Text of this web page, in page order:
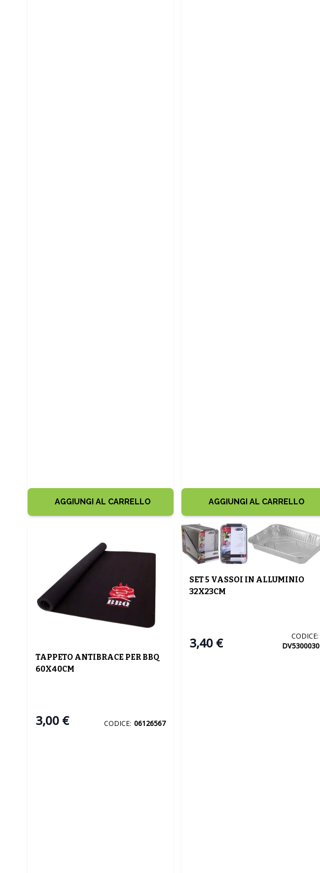
AGGIUNGI AL CARRELLO AGGIUNGI AL CARRELLO
TAPPETO ANTIBRACE PER BBQ
60X40CM
3,00 € CODICE: 06126567
SET 5 VASSOI IN ALLUMINIO
32X23CM
3,40 €
CODICE:
DV5300030